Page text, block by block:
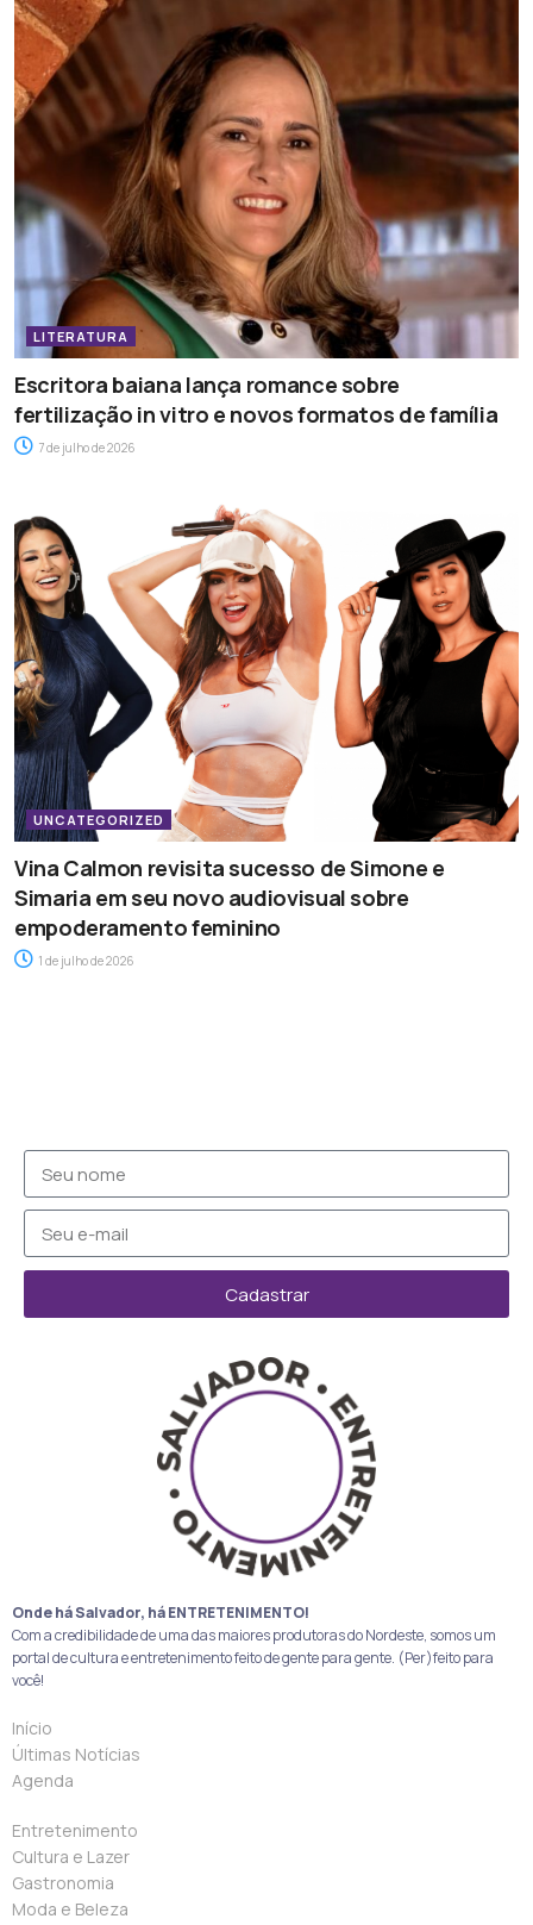
LITERATURA
Escritora baiana lança romance sobre
fertilização in vitro e novos formatos de família
7 de julho de 2026
UNCATEGORIZED
Vina Calmon revisita sucesso de Simone e
Simaria em seu novo audiovisual sobre
empoderamento feminino
1 de julho de 2026
Cadastrar
Onde há Salvador, há ENTRETENIMENTO!
Com a credibilidade de uma das maiores produtoras do Nordeste, somos um
portal de cultura e entretenimento feito de gente para gente. (Per)feito para
você!
Início
Últimas Notícias
Agenda
Entretenimento
Cultura e Lazer
Gastronomia
Moda e Beleza